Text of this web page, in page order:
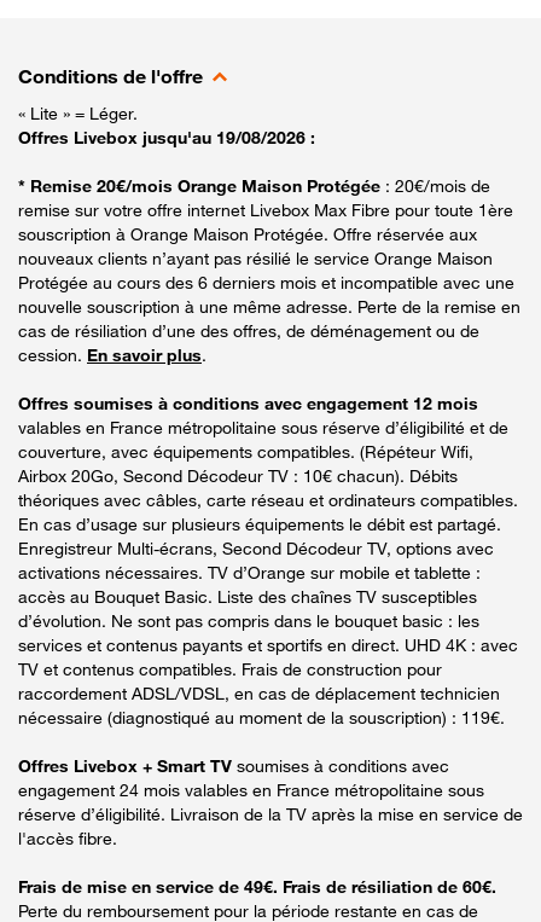
Conditions de l'offre
« Lite » = Léger.
Offres Livebox jusqu'au 19/08/2026 :
* Remise 20€/mois Orange Maison Protégée : 20€/mois de
remise sur votre offre internet Livebox Max Fibre pour toute 1ère
souscription à Orange Maison Protégée. Offre réservée aux
nouveaux clients n’ayant pas résilié le service Orange Maison
Protégée au cours des 6 derniers mois et incompatible avec une
nouvelle souscription à une même adresse. Perte de la remise en
cas de résiliation d’une des offres, de déménagement ou de
cession. En savoir plus.
Offres soumises à conditions avec engagement 12 mois
valables en France métropolitaine sous réserve d’éligibilité et de
couverture, avec équipements compatibles. (Répéteur Wifi,
Airbox 20Go, Second Décodeur TV : 10€ chacun). Débits
théoriques avec câbles, carte réseau et ordinateurs compatibles.
En cas d’usage sur plusieurs équipements le débit est partagé.
Enregistreur Multi-écrans, Second Décodeur TV, options avec
activations nécessaires. TV d’Orange sur mobile et tablette :
accès au Bouquet Basic. Liste des chaînes TV susceptibles
d’évolution. Ne sont pas compris dans le bouquet basic : les
services et contenus payants et sportifs en direct. UHD 4K : avec
TV et contenus compatibles. Frais de construction pour
raccordement ADSL/VDSL, en cas de déplacement technicien
nécessaire (diagnostiqué au moment de la souscription) : 119€.
Offres Livebox + Smart TV soumises à conditions avec
engagement 24 mois valables en France métropolitaine sous
réserve d’éligibilité. Livraison de la TV après la mise en service de
l'accès fibre.
Frais de mise en service de 49€. Frais de résiliation de 60€.
Perte du remboursement pour la période restante en cas de